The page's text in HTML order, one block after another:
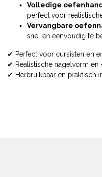
Volledige
perfect voor
Vervangbare
snel en eenvoudig te
✔ Perfect voor cursisten en
✔ Realistische nagelvorm en
✔ Herbruikbaar en praktisch